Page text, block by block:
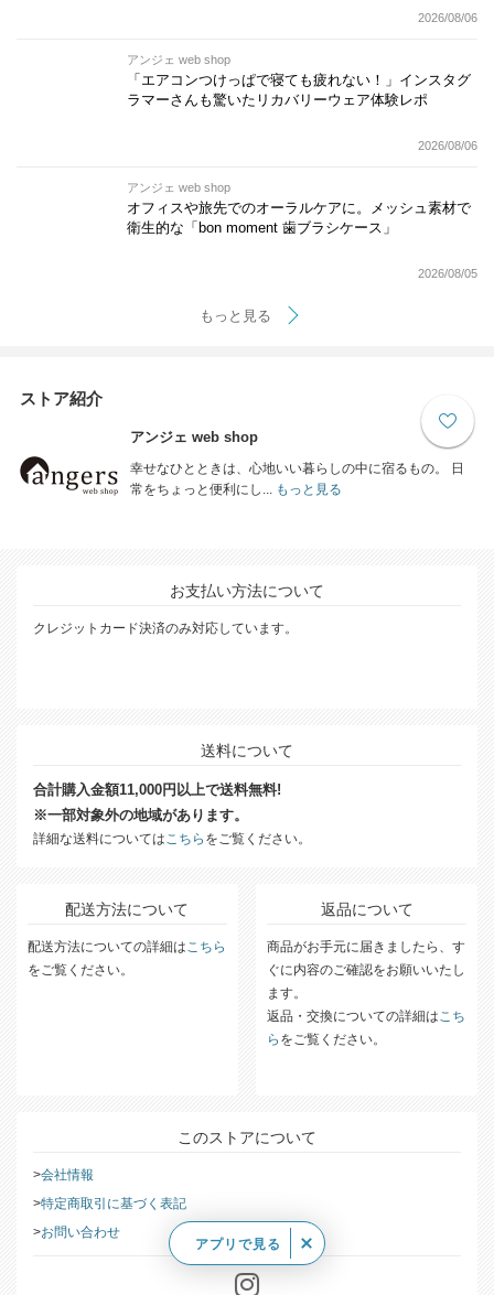
2026/08/06
アンジェ web shop
「エアコンつけっぱで寝ても疲れない！」インスタグ
ラマーさんも驚いたリカバリーウェア体験レポ
2026/08/06
アンジェ web shop
オフィスや旅先でのオーラルケアに。メッシュ素材で
衛生的な「bon moment 歯ブラシケース」
2026/08/05
もっと見る
ストア紹介
アンジェ web shop
幸せなひとときは、心地いい暮らしの中に宿るもの。 日
常をちょっと便利にし...
もっと見る
お支払い方法について
クレジットカード決済のみ対応しています。
送料について
合計購入金額11,000円以上で送料無料!
※一部対象外の地域があります。
詳細な送料については こちら をご覧ください。
配送方法について
配送方法についての詳細は こちら
をご覧ください。
返品について
商品がお手元に届きましたら、す
ぐに内容のご確認をお願いいたし
ます。
返品・交換についての詳細は こち
ら をご覧ください。
このストアについて
会社情報
特定商取引に基づく表記
お問い合わせ
アプリで見る